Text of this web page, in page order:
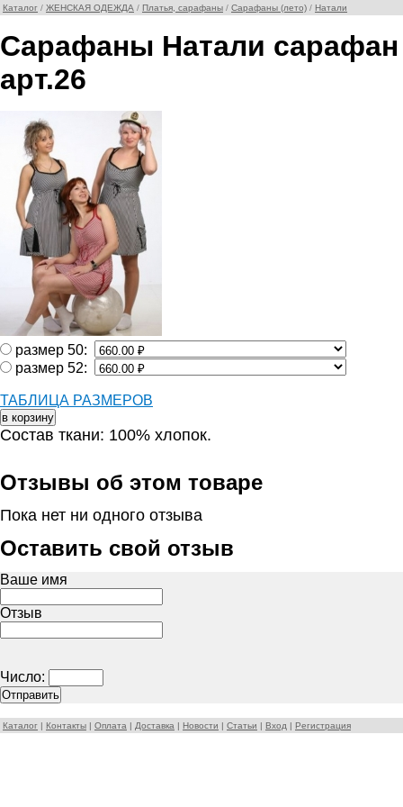
Каталог / ЖЕНСКАЯ ОДЕЖДА / Платья, сарафаны / Сарафаны (лето) / Натали
Сарафаны Натали сарафан
арт.26
размер 50:
размер 52:
ТАБЛИЦА РАЗМЕРОВ
Состав ткани: 100% хлопок.
Отзывы об этом товаре
Пока нет ни одного отзыва
Оставить свой отзыв
Ваше имя
Отзыв
Число:
Каталог | Контакты | Оплата | Доставка | Новости | Статьи | Вход | Регистрация